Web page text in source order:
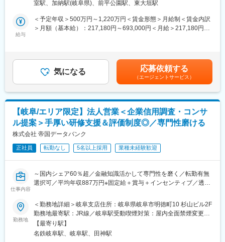
土日祝休み・残業ほぼなし・転勤なしと働きやすい環境に加え、
ながら長期的なキャリアを築くことができます。
■職務詳細
・代理店への営業サポートおよび関係構築
・お客さまのリスク分析および最適な保険商品の提案
■入社後の流れ
「キャリア採用社員向け入社式」では、会社紹介や企業文化、制
度・ルールに関する研修を実施。経営層からのメッセージや同期
を幅広く学べる導入研修、そしてOJTによる実践的な指導を行い
ます。OJT担当の先輩社員が丁寧にサポートするため、未経験の
方でも安心して業務を習得できます。さらに、定期的な勉強会や
研修も充実しており、専門知識を着実に身につけ、継続的な成長
を目指せる環境です。
■働き方
在宅勤務やシフト勤務など柔軟な働き方を支援しています。育児
や介護などのライフイベントに合わせた勤務時間の調整が可能
で、家庭と仕事の両立を実現できます。デジタルツールを活用し
た効率的な業務プロセスの導入により、生産性の高い働き方が推
■キャリアパス
社員一人ひとりのキャリア形成を支援するさまざまな制度が整っ
ています。ジョブ・チャレンジ制度やキャリア・トランスファー
制度を活用しながら、自らのキャリアビジョンを実現することが
囲：会社の定める事業所（リモートワーク含む）
室駅、加納駅(岐阜県)、前平公園駅、東大垣駅
給与
＜予定年収＞500万円～1,220万円＜賃金形態＞月給制＜賃金内訳
＞月額（基本給）：217,180円～693,000円＜月給＞217,180円～
の入社時の想定年収は500万（月給217,180円）～780万円（月給
335,000円）となります。賃金はあくまでも目安の金額であり、
選考を通じて上下する可能性があります。月給(月額)は固定手当を
含めた表記です。
気になる 応募依頼する
（エージェントサービス）
【岐阜/エリア限定】法人営業＜企業信用調査・コンサ
ル提案＞手厚い研修支援＆評価制度◎／専門性磨ける
株式会社 帝国データバンク
正社員 転勤なし 5名以上採用 業種未経験歓迎
仕事内容
～国内シェア60％超／金融知識活かして専門性を磨く／転勤有無
選択可／平均年収887万円※固定給＋賞与＋インセンティブ／透明
■業務内容：
経営者と直接対話し、企業の本質に迫る「信用調査＋コンサルテ
ィング営業」をお任せします。
金融・経営知識を実務で深め、希少性の高いスキルを獲得し、市
場価値を高められる環境です。
勤務地
＜勤務地詳細＞岐阜支店住所：岐阜県岐阜市明徳町10 杉山ビル2F
勤務地最寄駅：JR線／岐阜駅受動喫煙対策：屋内全面禁煙変更の
範囲：勤務地は業務上の都合により変更の可能性があります
【最寄り駅】
名鉄岐阜駅、岐阜駅、田神駅